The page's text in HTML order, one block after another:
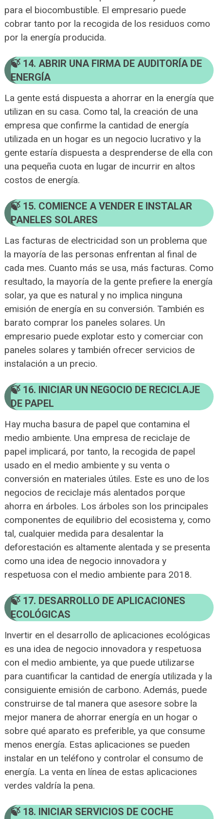
para el biocombustible. El empresario puede
cobrar tanto por la recogida de los residuos como
por la energía producida.
14. ABRIR UNA FIRMA DE AUDITORÍA DE
ENERGÍA
La gente está dispuesta a ahorrar en la energía que
utilizan en su casa. Como tal, la creación de una
empresa que confirme la cantidad de energía
utilizada en un hogar es un negocio lucrativo y la
gente estaría dispuesta a desprenderse de ella con
una pequeña cuota en lugar de incurrir en altos
costos de energía.
15. COMIENCE A VENDER E INSTALAR
PANELES SOLARES
Las facturas de electricidad son un problema que
la mayoría de las personas enfrentan al final de
cada mes. Cuanto más se usa, más facturas. Como
resultado, la mayoría de la gente prefiere la energía
solar, ya que es natural y no implica ninguna
emisión de energía en su conversión. También es
barato comprar los paneles solares. Un
empresario puede explotar esto y comerciar con
paneles solares y también ofrecer servicios de
instalación a un precio.
16. INICIAR UN NEGOCIO DE RECICLAJE
DE PAPEL
Hay mucha basura de papel que contamina el
medio ambiente. Una empresa de reciclaje de
papel implicará, por tanto, la recogida de papel
usado en el medio ambiente y su venta o
conversión en materiales útiles. Este es uno de los
negocios de reciclaje más alentados porque
ahorra en árboles. Los árboles son los principales
componentes de equilibrio del ecosistema y, como
tal, cualquier medida para desalentar la
deforestación es altamente alentada y se presenta
como una idea de negocio innovadora y
respetuosa con el medio ambiente para 2018.
17. DESARROLLO DE APLICACIONES
ECOLÓGICAS
Invertir en el desarrollo de aplicaciones ecológicas
es una idea de negocio innovadora y respetuosa
con el medio ambiente, ya que puede utilizarse
para cuantificar la cantidad de energía utilizada y la
consiguiente emisión de carbono. Además, puede
construirse de tal manera que asesore sobre la
mejor manera de ahorrar energía en un hogar o
sobre qué aparato es preferible, ya que consume
menos energía. Estas aplicaciones se pueden
instalar en un teléfono y controlar el consumo de
energía. La venta en línea de estas aplicaciones
verdes valdría la pena.
18. INICIAR SERVICIOS DE COCHE